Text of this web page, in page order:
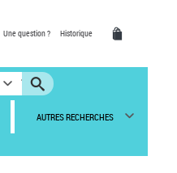
Une question ? Historique
AUTRES RECHERCHES